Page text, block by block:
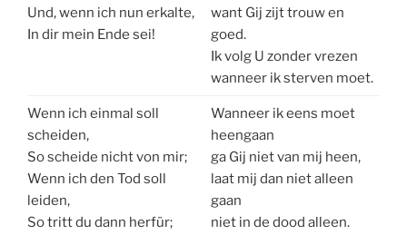
Und, wenn ich nun erkalte,
In dir mein Ende sei!
want Gij zijt trouw en
goed.
Ik volg U zonder vrezen
wanneer ik sterven moet.
Wenn ich einmal soll
scheiden,
So scheide nicht von mir;
Wenn ich den Tod soll
leiden,
So tritt du dann herfür;
Wanneer ik eens moet
heengaan
ga Gij niet van mij heen,
laat mij dan niet alleen
gaan
niet in de dood alleen.